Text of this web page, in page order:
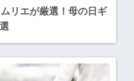
リエが厳選！母の日ギ